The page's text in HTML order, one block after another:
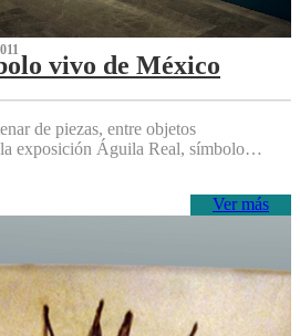
vivo de México
de piezas, entre objetos
exposición Águila Real, símbolo…
Ver más